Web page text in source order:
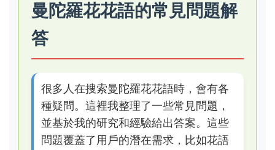
曼陀羅花花語的常見問題解
答
很多人在搜索曼陀羅花花語時，會有各
種疑問。這裡我整理了一些常見問題，
並基於我的研究和經驗給出答案。這些
問題覆蓋了用戶的潛在需求，比如花語